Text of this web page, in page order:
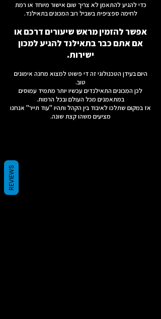
כדי להגיע להתאמן לא צריך שום אישור מיוחד או רמת
לחימה ספציפית בשביל רוב המכונים בתאילנד.
אפשר להזמין מראש שיעורים דרכם או
אם אתם כבר בתאילנד להגיע למכון
ישירות.
היום בעידן הטכנולוגי זה די פשוט למצוא מחנה אימונים
טוב.
לכן המכונים התאילנדים עכשיו יותר מתמיד עמוסים
במתאמנים מכל העולם ובכל הרמות.
אז במקום שתלכו לאיבוד בין הקהל ותהיו "עוד תייר" אנחנו
מציעים משהו קצת שונה.
REVIEWS